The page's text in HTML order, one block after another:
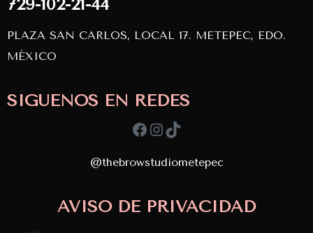
APDevs
diseñado por
729-102-21-44
PLAZA SAN CARLOS, LOCAL 17. METEPEC, EDO.
MÉXICO
SÍGUENOS EN REDES
Facebook
Instagram
TikTok
@thebrowstudiometepec
AVISO DE PRIVACIDAD